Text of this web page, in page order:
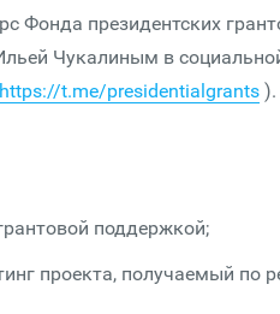
Фонда президентских
Чукалиным в
https://t.me/presidentialgrants ).
поддержкой;
проекта, получаемый по